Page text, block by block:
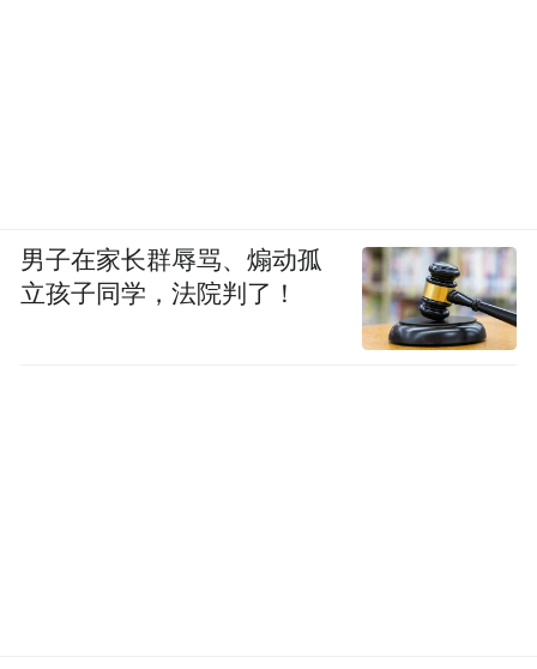
男子在家长群辱骂、煽动孤
立孩子同学，法院判了！